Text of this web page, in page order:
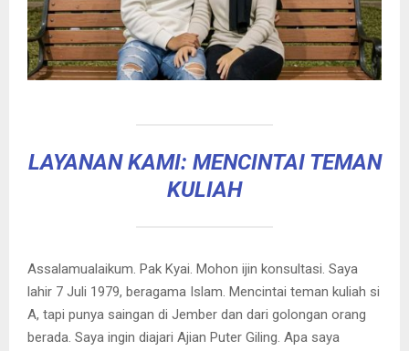
LAYANAN KAMI: MENCINTAI TEMAN
KULIAH
Assalamualaikum. Pak Kyai. Mohon ijin konsultasi. Saya
lahir 7 Juli 1979, beragama Islam. Mencintai teman kuliah si
A, tapi punya saingan di Jember dan dari golongan orang
berada. Saya ingin diajari Ajian Puter Giling. Apa saya